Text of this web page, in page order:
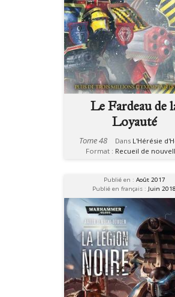
Le Fardeau de
Loyauté
Tome 48 Dans L'Hérésie
Format : Recueil de
Publié en : Août 2017
Publié en français : Juin 2018